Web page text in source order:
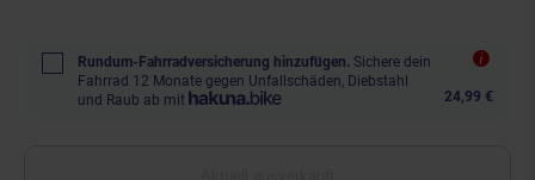
Rundum-Fahrradversicherung hinzufügen. Sichere dein
Fahrrad 12 Monate gegen Unfallschäden, Diebstahl
und Raub ab mit
24,99 €